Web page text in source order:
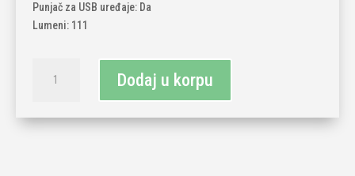
Punjač za USB uređaje: Da
Lumeni: 111
foxy
Dodaj u korpu